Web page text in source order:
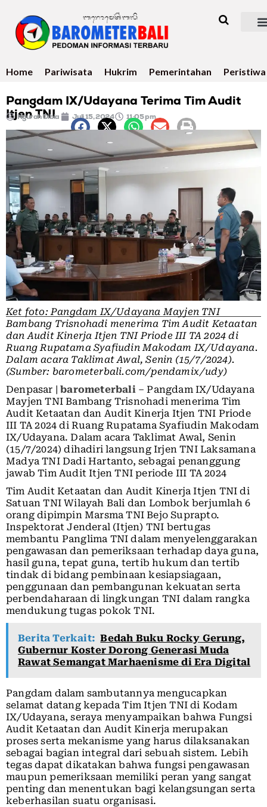
Home Pariwisata Hukrim Pemerintahan Peristiwa
Pangdam IX/Udayana Terima Tim Audit
Itjen TNI
Ngurah Dibia Juli 15, 2024 11:05 pm
Ket foto: Pangdam IX/Udayana Mayjen TNI
Bambang Trisnohadi menerima Tim Audit Ketaatan
dan Audit Kinerja Itjen TNI Priode III TA 2024 di
Ruang Rupatama Syafiudin Makodam IX/Udayana.
Dalam acara Taklimat Awal, Senin (15/7/2024).
(Sumber: barometerbali.com/pendamix/udy)
Denpasar |barometerbali – Pangdam IX/Udayana
Mayjen TNI Bambang Trisnohadi menerima Tim
Audit Ketaatan dan Audit Kinerja Itjen TNI Priode
III TA 2024 di Ruang Rupatama Syafiudin Makodam
IX/Udayana. Dalam acara Taklimat Awal, Senin
(15/7/2024) dihadiri langsung Irjen TNI Laksamana
Madya TNI Dadi Hartanto, sebagai penanggung
jawab Tim Audit Itjen TNI periode III TA 2024
Tim Audit Ketaatan dan Audit Kinerja Itjen TNI di
Satuan TNI Wilayah Bali dan Lombok berjumlah 6
orang dipimpin Marsma TNI Bejo Suprapto.
Inspektorat Jenderal (Itjen) TNI bertugas
membantu Panglima TNI dalam menyelenggarakan
pengawasan dan pemeriksaan terhadap daya guna,
hasil guna, tepat guna, tertib hukum dan tertib
tindak di bidang pembinaan kesiapsiagaan,
penggunaan dan pembangunan kekuatan serta
perbendaharaan di lingkungan TNI dalam rangka
mendukung tugas pokok TNI.
Berita Terkait: Bedah Buku Rocky Gerung,
Gubernur Koster Dorong Generasi Muda
Rawat Semangat Marhaenisme di Era Digital
Pangdam dalam sambutannya mengucapkan
selamat datang kepada Tim Itjen TNI di Kodam
IX/Udayana, seraya menyampaikan bahwa Fungsi
Audit Ketaatan dan Audit Kinerja merupakan
proses serta mekanisme yang harus dilaksanakan
sebagai bagian integral dari sebuah sistem. Lebih
tegas dapat dikatakan bahwa fungsi pengawasan
maupun pemeriksaan memiliki peran yang sangat
penting dan menentukan bagi kelangsungan serta
keberhasilan suatu organisasi.